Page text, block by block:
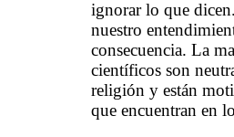
ignorar lo que
nuestro
consecuencia. La
científicos son
religión y están
que encuentran en